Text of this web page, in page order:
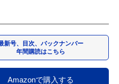
新号、目次、バックナンバー
年間購読はこちら
Amazonで購入する